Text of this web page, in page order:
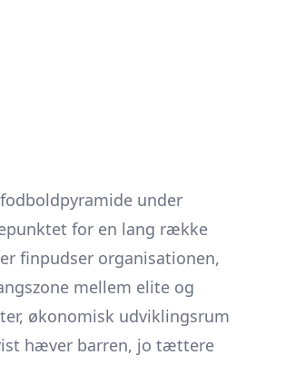
under
for en lang række
finpudser organisationen,
mellem elite og
økonomisk udviklingsrum
hæver barren, jo tættere